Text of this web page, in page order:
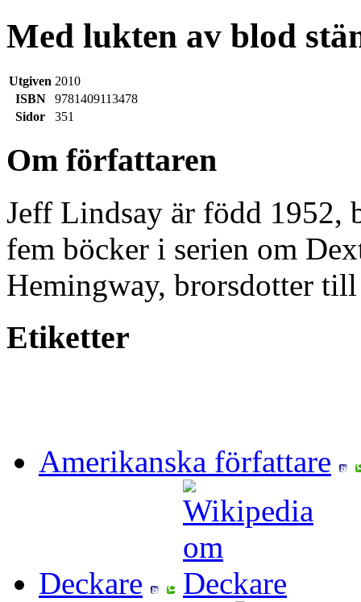
Med lukten av blod
Utgiven 2010
ISBN
9781409113478
Sidor
351
Om författaren
Jeff Lindsay är född 1952,
fem böcker i serien om
Hemingway, brorsdotter
Etiketter
Amerikanska författare
Deckare